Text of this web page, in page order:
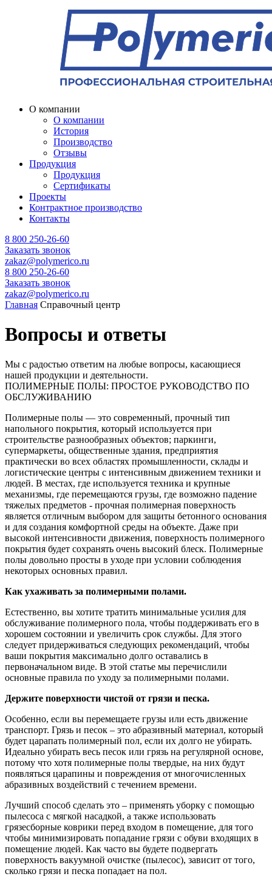
О компании
О компании
История
Производство
Отзывы
Продукция
Продукция
Сертификаты
Проекты
Контрактное производство
Контакты
8 800 250-26-60
Заказать звонок
zakaz@polymerico.ru
8 800 250-26-60
Заказать звонок
zakaz@polymerico.ru
Главная Справочный центр
Вопросы и ответы
Мы с радостью ответим на любые вопросы, касающиеся
нашей продукции и деятельности.
ПОЛИМЕРНЫЕ ПОЛЫ: ПРОСТОЕ РУКОВОДСТВО ПО
ОБСЛУЖИВАНИЮ
Полимерные полы — это современный, прочный тип
напольного покрытия, который используется при
строительстве разнообразных объектов; паркинги,
супермаркеты, общественные здания, предприятия
практически во всех областях промышленности, склады и
логистические центры с интенсивным движением техники и
людей. В местах, где используется техника и крупные
механизмы, где перемещаются грузы, где возможно падение
тяжелых предметов - прочная полимерная поверхность
является отличным выбором для защиты бетонного основания
и для создания комфортной среды на объекте. Даже при
высокой интенсивности движения, поверхность полимерного
покрытия будет сохранять очень высокий блеск. Полимерные
полы довольно просты в уходе при условии соблюдения
некоторых основных правил.
Как ухаживать за полимерными полами.
Естественно, вы хотите тратить минимальные усилия для
обслуживание полимерного пола, чтобы поддерживать его в
хорошем состоянии и увеличить срок службы. Для этого
следует придерживаться следующих рекомендаций, чтобы
ваши покрытия максимально долго оставались в
первоначальном виде. В этой статье мы перечислили
основные правила по уходу за полимерными полами.
Держите поверхности чистой от грязи и песка.
Особенно, если вы перемещаете грузы или есть движение
транспорт. Грязь и песок – это абразивный материал, который
будет царапать полимерный пол, если их долго не убирать.
Идеально убирать весь песок или грязь на регулярной основе,
потому что хотя полимерные полы твердые, на них будут
появляться царапины и повреждения от многочисленных
абразивных воздействий с течением времени.
Лучший способ сделать это – применять уборку с помощью
пылесоса с мягкой насадкой, а также использовать
грязесборные коврики перед входом в помещение, для того
чтобы минимизировать попадание грязи с обуви входящих в
помещение людей. Как часто вы будете подвергать
поверхность вакуумной очистке (пылесос), зависит от того,
сколько грязи и песка попадает на пол.